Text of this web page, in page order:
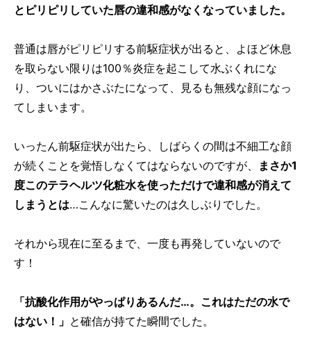
とピリピリしていた唇の違和感がなくなっていました。
普通は唇がピリピリする前駆症状が出ると、よほど休息
を取らない限りは100％炎症を起こして水ぶくれにな
り、ついにはかさぶたになって、見るも無残な顔になっ
てしまいます。
いったん前駆症状が出たら、しばらくの間は不細工な顔
が続くことを覚悟しなくてはならないのですが、
まさか1
度このテラヘルツ化粧水を使っただけで違和感が消えて
しまうとは…こんなに驚いたのは久しぶりでした。
それから現在に至るまで、一度も再発していないので
す！
「抗酸化作用がやっぱりあるんだ…。これはただの水で
はない！」 と確信が持てた瞬間でした。